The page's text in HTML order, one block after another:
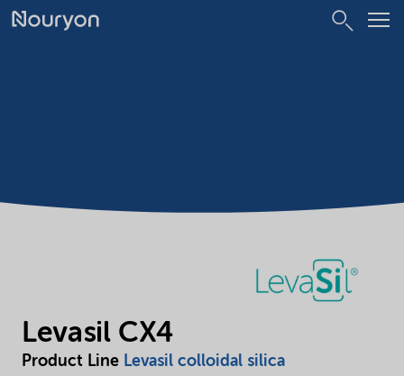
Levasil CX4
Product Line Levasil colloidal silica